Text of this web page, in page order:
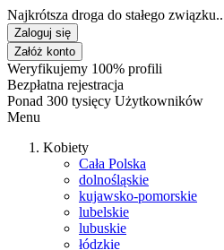
Najkrótsza droga do stałego
Zaloguj się
Załóż konto
Weryfikujemy 100% profili
Bezpłatna rejestracja
Ponad 300 tysięcy Użytkowników
Menu
Kobiety
Cała Polska
dolnośląskie
kujawsko-pomorskie
lubelskie
lubuskie
łódzkie